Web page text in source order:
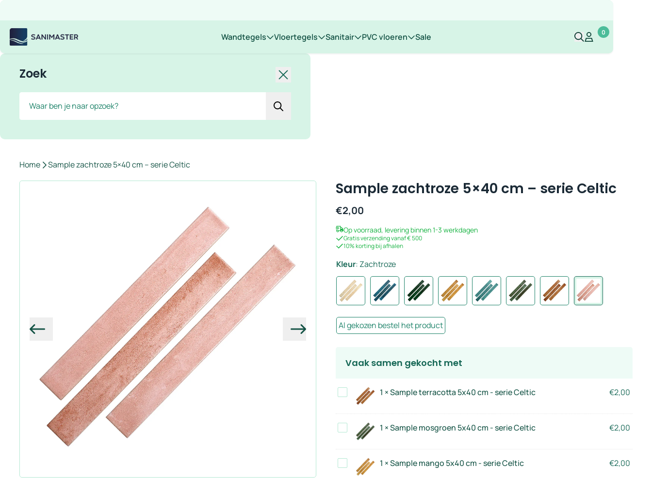
Sanimaster Wandtegels Vloertegels Sanitair PVC vloeren Sale Mijn account
Mijn account
0
Zoek Sluiten
Home Sample zachtroze 5×40 cm – serie Celtic
Vorige Volgende
Sample zachtroze 5×40 cm – serie Celtic
€2,00
Op voorraad, levering binnen 1-3 werkdagen
Gratis verzending vanaf € 500
10% korting bij afhalen
Kleur: Zachtroze
Al gekozen bestel het product
Vaak samen gekocht met
Sample
terracotta
5x40
cm
serie
Celtic
1 ×Sample terracotta 5x40 cm - serie Celtic €2,00
Sample
mosgroen
5x40
cm
1 ×Sample mosgroen 5x40 cm - serie Celtic €2,00
Sample
mango
1 ×Sample mango 5x40 cm - serie Celtic €2,00